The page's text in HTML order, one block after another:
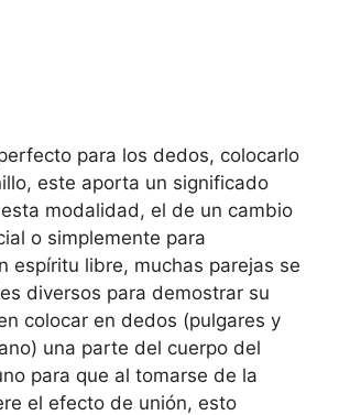
para los dedos, colocarlo
este aporta un significado
modalidad, el de un cambio
o simplemente para
espíritu libre, muchas parejas se
diversos para demostrar su
colocar en dedos (pulgares y
una parte del cuerpo del
para que al tomarse de la
el efecto de unión, esto